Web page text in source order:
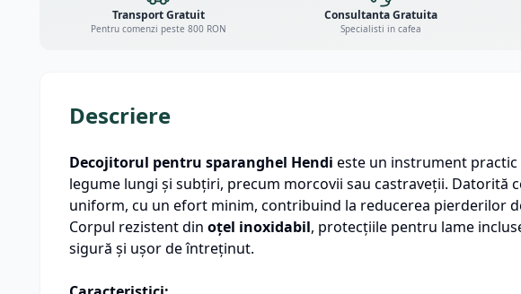
Transport Gratuit
Pentru comenzi peste 800 RON
Consultanta Gratuita
Specialisti in cafea
Descriere
Decojitorul pentru sparanghel Hendi este un instrument
legume lungi și subțiri, precum morcovii sau castraveții. Datorită
uniform, cu un efort minim, contribuind la reducerea pierderilor
Corpul rezistent din oțel inoxidabil, protecțiile pentru lame
sigură și ușor de întreținut.